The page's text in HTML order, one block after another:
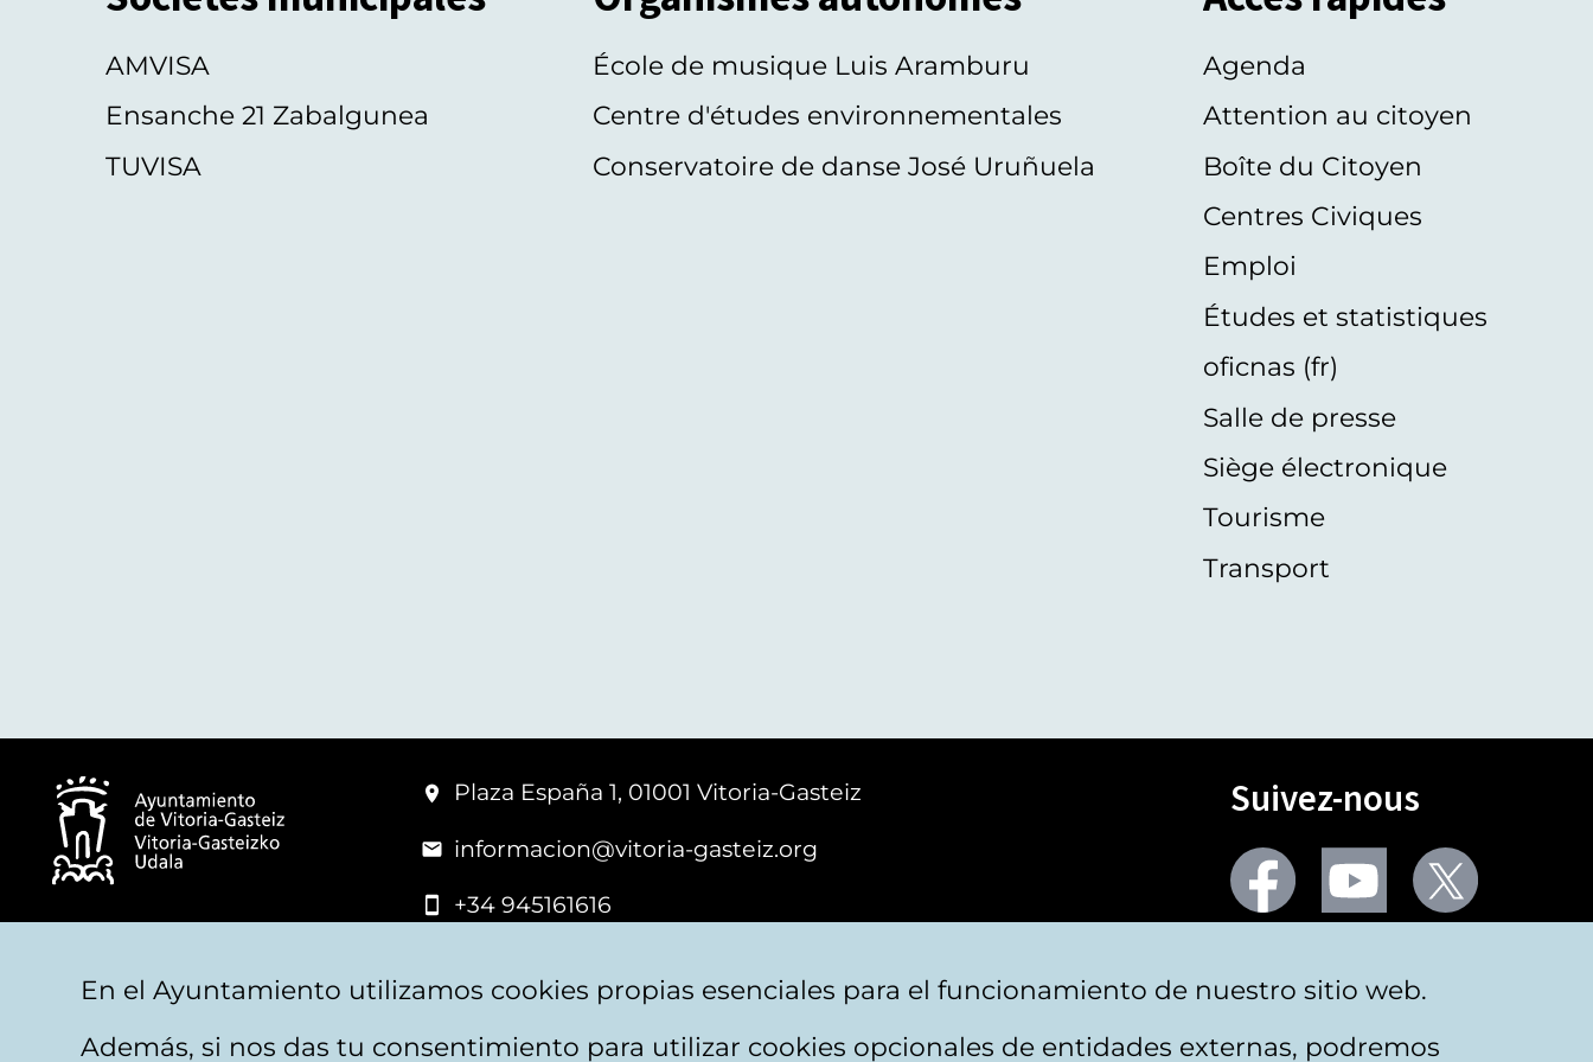
AMVISA
Ensanche 21 Zabalgunea
TUVISA
École de musique Luis Aramburu
Centre d'études environnementales
Conservatoire de danse José Uruñuela
Agenda
Attention au citoyen
Boîte du Citoyen
Centres Civiques
Emploi
Études et statistiques
oficnas (fr)
Salle de presse
Siège électronique
Tourisme
Transport
Plaza España 1, 01001 Vitoria-Gasteiz
informacion@vitoria-gasteiz.org
+34 945161616
Suivez-nous
Facebook Youtube
En el Ayuntamiento utilizamos cookies propias esenciales para el funcionamiento de nuestro sitio web.
Además, si nos das tu consentimiento para utilizar cookies opcionales de entidades externas, podremos